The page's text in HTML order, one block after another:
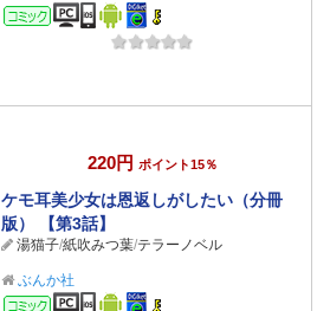
コミック
220円 ポイント15％
ケモ耳美少女は恩返しがしたい（分冊
版） 【第3話】
湯猫子/紙吹みつ葉/テラーノベル
ぶんか社
コミック